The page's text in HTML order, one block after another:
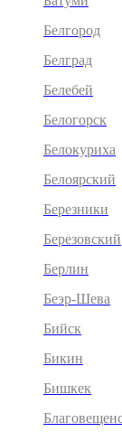
Белгород
Белград
Белебей
Белогорск
Белокуриха
Белоярский
Березники
Березовский
Берлин
Беэр-Шева
Бийск
Бикин
Бишкек